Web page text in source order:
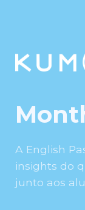
A English
insights do
junto aos